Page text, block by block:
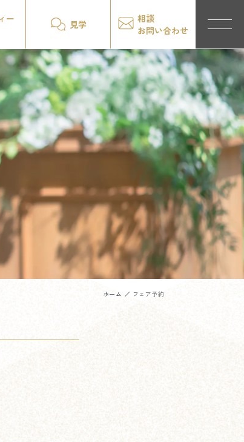
ー
見学
相談
お問い合わせ
ホーム フェア予約